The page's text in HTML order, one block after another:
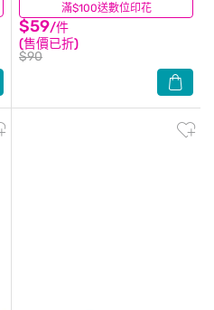
滿$100送數位印花
$59/件
(售價已折)
$90
(30)